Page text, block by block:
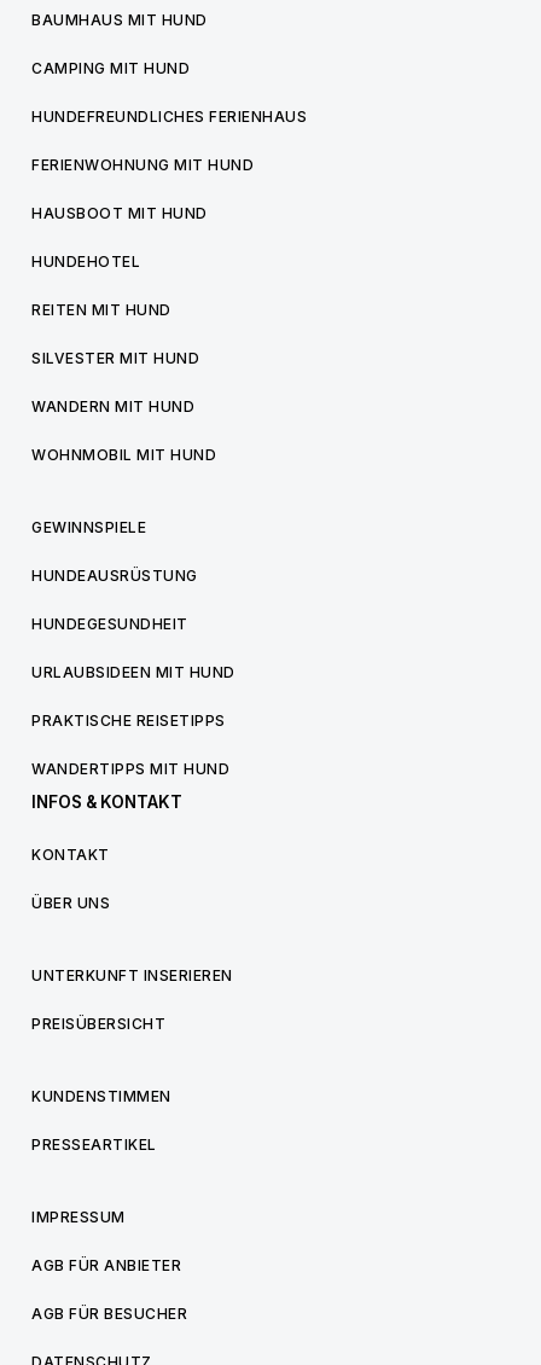
BAUMHAUS MIT HUND
CAMPING MIT HUND
HUNDEFREUNDLICHES FERIENHAUS
FERIENWOHNUNG MIT HUND
HAUSBOOT MIT HUND
HUNDEHOTEL
REITEN MIT HUND
SILVESTER MIT HUND
WANDERN MIT HUND
WOHNMOBIL MIT HUND
GEWINNSPIELE
HUNDEAUSRÜSTUNG
HUNDEGESUNDHEIT
URLAUBSIDEEN MIT HUND
PRAKTISCHE REISETIPPS
WANDERTIPPS MIT HUND
INFOS & KONTAKT
KONTAKT
ÜBER UNS
UNTERKUNFT INSERIEREN
PREISÜBERSICHT
KUNDENSTIMMEN
PRESSEARTIKEL
IMPRESSUM
AGB FÜR ANBIETER
AGB FÜR BESUCHER